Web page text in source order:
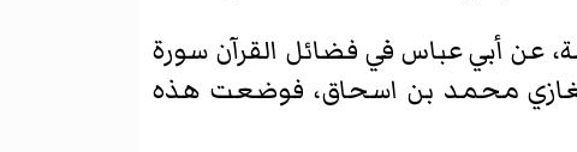
عن أبي عباس في فضائل القرآن سورة
ومغازي محمد بن اسحاق، فوضعت هذه